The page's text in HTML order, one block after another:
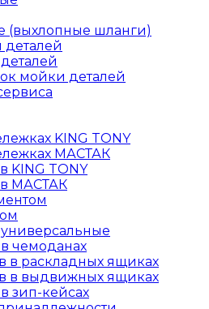
(выхлопные шланги)
мойки деталей
KING TONY
МАСТАК
KING TONY
МАСТАК
чемоданах
в раскладных ящиках
в выдвижных ящиках
зип-кейсах